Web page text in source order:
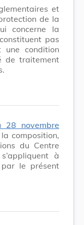
et
de la
concerne la
pas
une condition
de traitement
28 novembre
composition,
du Centre
à
par le présent